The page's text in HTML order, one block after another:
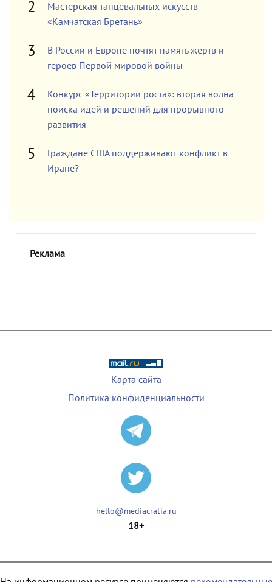
Мастерская танцевальных искусств
«Камчатская Бретань»
В России и Европе почтят память жертв и
героев Первой мировой войны
Конкурс «Территории роста»: вторая волна
поиска идей и решений для прорывного
развития
Граждане США поддерживают конфликт в
Иране?
Реклама
Карта сайта
Политика конфиденциальности
hello@mediacratia.ru
18+